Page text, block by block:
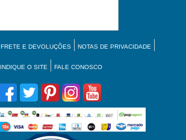
FRETE E DEVOLUÇÕES NOTAS DE PRIVACIDADE
INDIQUE O SITE FALE CONOSCO